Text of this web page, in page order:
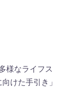
様なライフス
けた手引き」